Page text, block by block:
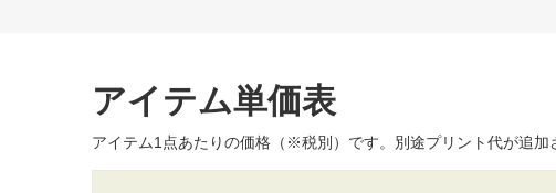
アイテム単価表
アイテム1点あたりの価格（※税別）です。別途プリント代が追加